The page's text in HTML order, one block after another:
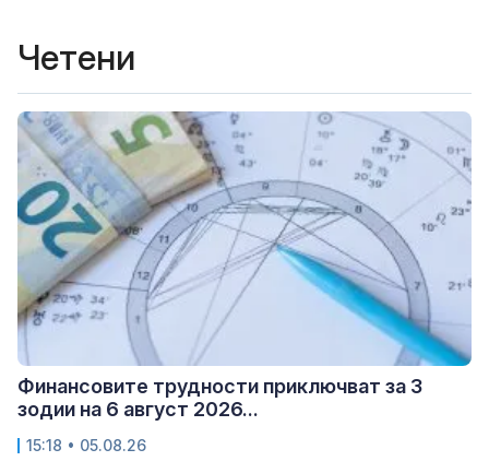
Четени
Финансовите трудности приключват за 3
зодии на 6 август 2026...
15:18 • 05.08.26